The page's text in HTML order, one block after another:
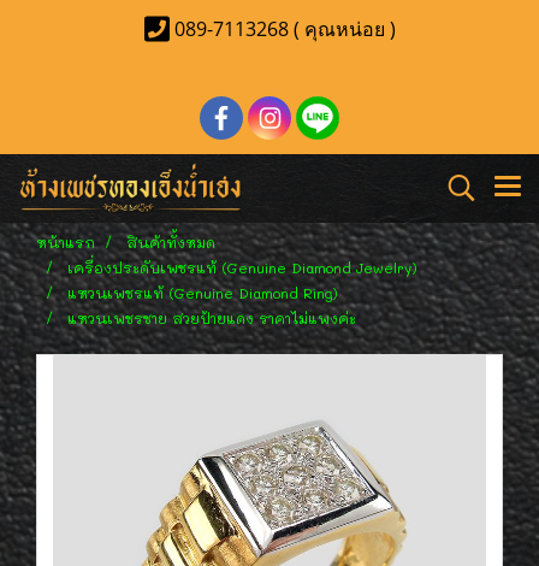
089-7113268 ( คุณหน่อย )
หน้าแรก
สินค้าทั้งหมด
เครื่องประดับเพชรแท้ (Genuine Diamond Jewelry)
แหวนเพชรแท้ (Genuine Diamond Ring)
แหวนเพชรชาย สวยป้ายแดง ราคาไม่แพงค่ะ